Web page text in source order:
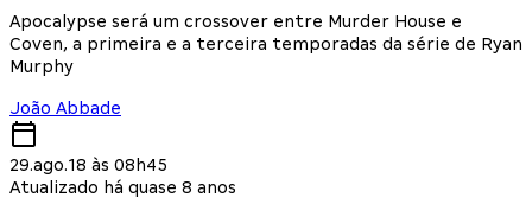
Apocalypse será um crossover entre Murder House e
Coven, a primeira e a terceira temporadas da série de Ryan
Murphy
João Abbade
29.ago.18 às 08h45
Atualizado há quase 8 anos